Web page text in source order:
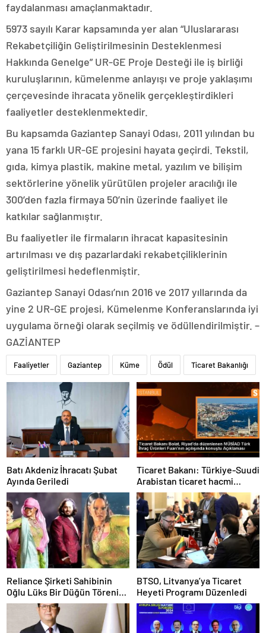
faydalanması amaçlanmaktadır.
5973 sayılı Karar kapsamında yer alan “Uluslararası
Rekabetçiliğin Geliştirilmesinin Desteklenmesi
Hakkında Genelge” UR-GE Proje Desteği ile iş birliği
kuruluşlarının, kümelenme anlayışı ve proje yaklaşımı
çerçevesinde ihracata yönelik gerçekleştirdikleri
faaliyetler desteklenmektedir.
Bu kapsamda Gaziantep Sanayi Odası, 2011 yılından bu
yana 15 farklı UR-GE projesini hayata geçirdi. Tekstil,
gıda, kimya plastik, makine metal, yazılım ve bilişim
sektörlerine yönelik yürütülen projeler aracılığı ile
300’den fazla firmaya 50’nin üzerinde faaliyet ile
katkılar sağlanmıştır.
Bu faaliyetler ile firmaların ihracat kapasitesinin
artırılması ve dış pazarlardaki rekabetçiliklerinin
geliştirilmesi hedeflenmiştir.
Gaziantep Sanayi Odası’nın 2016 ve 2017 yıllarında da
yine 2 UR-GE projesi, Kümelenme Konferanslarında iyi
uygulama örneği olarak seçilmiş ve ödüllendirilmiştir. –
GAZİANTEP
Faaliyetler Gaziantep Küme Ödül Ticaret Bakanlığı
Batı Akdeniz İhracatı Şubat
Ayında Geriledi
Ticaret Bakanı: Türkiye-Suudi
Arabistan ticaret hacmi
artacak
Reliance Şirketi Sahibinin
Oğlu Lüks Bir Düğün Töreni
Düzenledi
BTSO, Litvanya’ya Ticaret
Heyeti Programı Düzenledi